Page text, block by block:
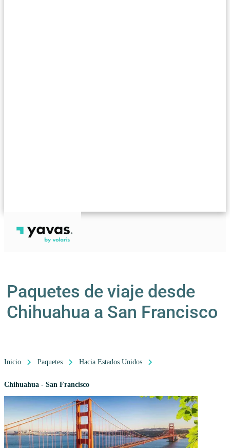
Paquetes de viaje desde
Chihuahua a San Francisco
Inicio Paquetes Hacia Estados Unidos
Chihuahua - San Francisco